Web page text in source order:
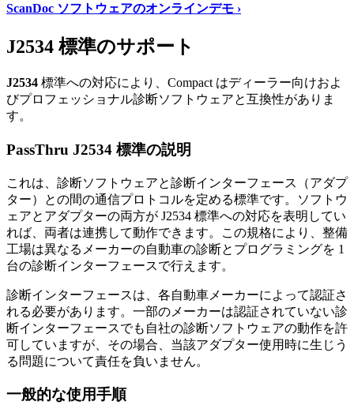
ScanDoc ソフトウェアのオンラインデモ ›
J2534 標準のサポート
J2534 標準への対応により、Compact はディーラー向けおよ
びプロフェッショナル診断ソフトウェアと互換性がありま
す。
PassThru J2534 標準の説明
これは、診断ソフトウェアと診断インターフェース（アダプ
ター）との間の通信プロトコルを定める標準です。ソフトウ
ェアとアダプターの両方が J2534 標準への対応を表明してい
れば、両者は連携して動作できます。この規格により、整備
工場は異なるメーカーの自動車の診断とプログラミングを 1
台の診断インターフェースで行えます。
診断インターフェースは、各自動車メーカーによって認証さ
れる必要があります。一部のメーカーは認証されていない診
断インターフェースでも自社の診断ソフトウェアの動作を許
可していますが、その場合、当該アダプター使用時に生じう
る問題について責任を負いません。
一般的な使用手順